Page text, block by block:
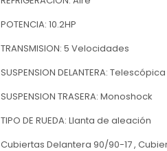
POTENCIA: 10.2HP
TRANSMISION: 5 Velocidades
SUSPENSION DELANTERA:
SUSPENSION TRASERA: Monoshock
TIPO DE RUEDA: Llanta de aleación
Cubiertas Delantera 90/90-17 ,